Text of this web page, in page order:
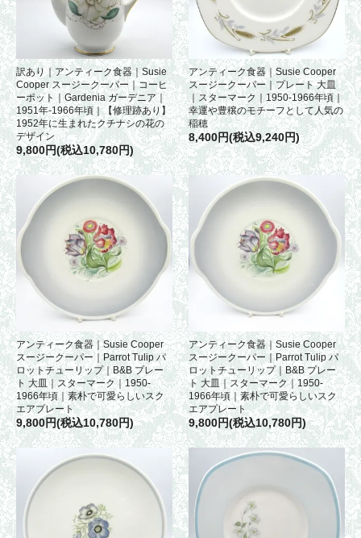
訳あり｜アンティーク食器｜Susie
Cooper スージークーパー｜コーヒ
ーポット｜Gardenia ガーデニア｜
1951年-1966年頃｜【修理跡あり】
1952年に生まれたクチナシの花の
デザイン
9,800円(税込10,780円)
アンティーク食器｜Susie Cooper
スージークーパー｜プレート 大皿
｜スターマーク｜1950-1966年頃｜
幸運や豊穣のモチーフとして人気の
稲穂
8,400円(税込9,240円)
アンティーク食器｜Susie Cooper
スージークーパー｜Parrot Tulip パ
ロットチューリップ｜B&B プレー
ト 大皿｜スターマーク｜1950-
1966年頃｜素朴で可愛らしいスク
エアプレート
9,800円(税込10,780円)
アンティーク食器｜Susie Cooper
スージークーパー｜Parrot Tulip パ
ロットチューリップ｜B&B プレー
ト 大皿｜スターマーク｜1950-
1966年頃｜素朴で可愛らしいスク
エアプレート
9,800円(税込10,780円)